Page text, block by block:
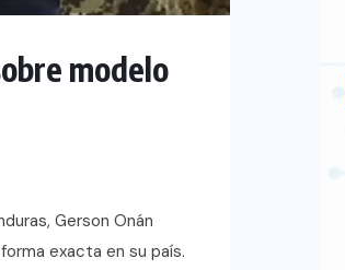
modelo
Gerson Onán
exacta en su país.